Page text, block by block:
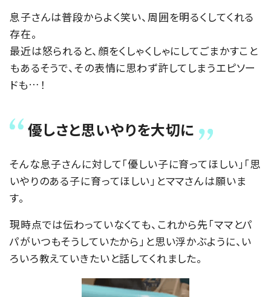
息子さんは普段からよく笑い、周囲を明るくしてくれる
存在。
最近は怒られると、顔をくしゃくしゃにしてごまかすこと
もあるそうで、その表情に思わず許してしまうエピソー
ドも…！
優しさと思いやりを大切に
そんな息子さんに対して「優しい子に育ってほしい」「思
いやりのある子に育ってほしい」とママさんは願いま
す。
現時点では伝わっていなくても、これから先「ママとパ
パがいつもそうしていたから」と思い浮かぶように、い
ろいろ教えていきたいと話してくれました。